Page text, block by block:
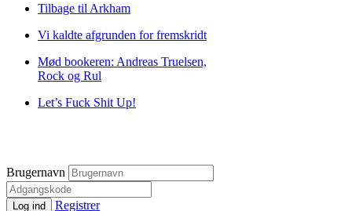
Tilbage til Arkham
Vi kaldte afgrunden for fremskridt
Mød bookeren: Andreas Truelsen,
Rock og Rul
Let’s Fuck Shit Up!
Brugernavn
Log ind
Registrer